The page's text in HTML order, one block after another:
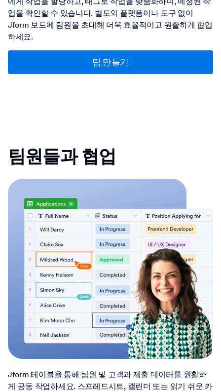
업을 확인할 수 있습니다. 별도의 플랫폼이나 도구 없이
Jform 보드에 팀원을 초대해 더욱 효율적이고 원활하게 협업
하세요.
팀 만들기
팀원들과 협업
Jform 테이블을 통해 팀원 및 고객과 제출 데이터를 원활하
게 공동 작업하세요. 스프레드시트, 캘린더 또는 읽기 쉬운 카